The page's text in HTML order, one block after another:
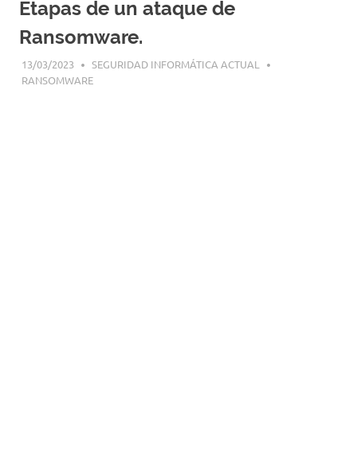
|
Revistas
Etapas de un ataque de
Ransomware.
13/03/2023
SEGURIDAD INFORMÁTICA ACTUAL
RANSOMWARE